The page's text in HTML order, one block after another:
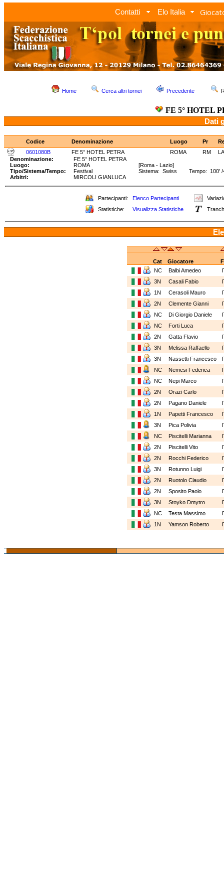
Contatti Elo Italia
Home Cerca altri tornei Precedente
FE 5° HOTEL
Dati
Codice Denominazione Luogo Pr
0601080B
FE 5° HOTEL PETRA ROMA RM
Denominazione:
FE 5° HOTEL PETRA
Luogo:
ROMA
[Roma - Lazio]
Tipo/Sistema/Tempo:
Festival
Sistema: Swiss Tempo: 100' /
Arbitri:
MIRCOLI GIANLUCA
Partecipanti: Elenco Partecipanti
Statistiche:
Visualizza Statistiche
Cat Giocatore
NC
Balbi Amedeo
3N
Casali Fabio
1N
Cerasoli Mauro
2N
Clemente Gianni
NC
Di Giorgio Daniele
NC
Forti Luca
2N
Gatta Flavio
3N
Melissa Raffaello
3N
Nassetti Francesco
NC
Nemesi Federica
NC
Nepi Marco
2N
Orazi Carlo
2N
Pagano Daniele
1N
Papetti Francesco
3N
Pica Polivia
NC
Piscitelli Marianna
2N
Piscitelli Vito
2N
Rocchi Federico
3N
Rotunno Luigi
2N
Ruotolo Claudio
2N
Sposito Paolo
3N
Stoyko Dmytro
NC
Testa Massimo
1N
Yamson Roberto